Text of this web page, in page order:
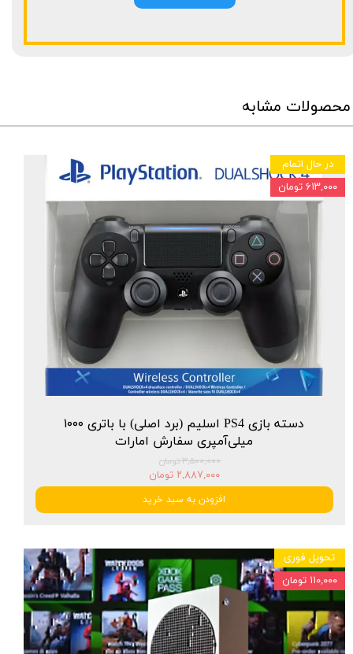
محصولات مشابه
دسته بازی PS4 اسلیم (برد اصلی) با باتری ۱۰۰۰
میلی‌آمپری سفارش امارات
۳,۵۰۰,۰۰۰ تومان
۲,۸۸۷,۰۰۰ تومان
افزودن به سبد خرید
در حال اتمام
۶۱۳,۰۰۰ تومان
تحویل فوری
۱۱۰,۰۰۰ تومان